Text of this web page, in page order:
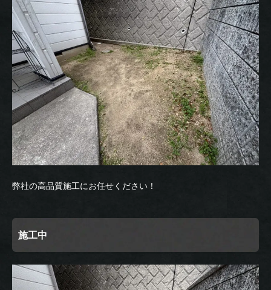
弊社の高品質施工にお任せください！
施工中